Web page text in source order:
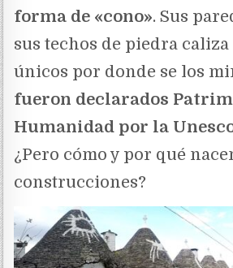
forma de «cono». Sus
sus techos de piedra
únicos por donde se los
fueron declarados
Humanidad por la
¿Pero cómo y por qué
construcciones?